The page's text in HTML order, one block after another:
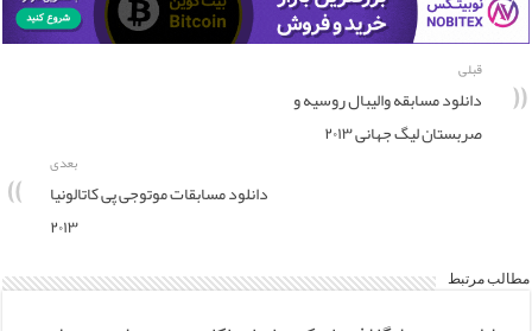
قبلی
دانلود مسابقه والیبال روسیه و
صربستان لیگ جهانی ۲۰۱۳
بعدی
دانلود مسابقات موتوجی پی کاتالونیا
۲۰۱۳
مطالب مرتبط